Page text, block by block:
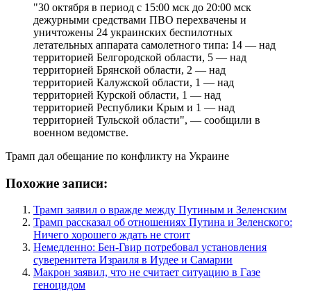
"30 октября в период с 15:00 мск до 20:00 мск
дежурными средствами ПВО перехвачены и
уничтожены 24 украинских беспилотных
летательных аппарата самолетного типа: 14 — над
территорией Белгородской области, 5 — над
территорией Брянской области, 2 — над
территорией Калужской области, 1 — над
территорией Курской области, 1 — над
территорией Республики Крым и 1 — над
территорией Тульской области", — сообщили в
военном ведомстве.
Трамп дал обещание по конфликту на Украине
Похожие записи:
Трамп заявил о вражде между Путиным и Зеленским
Трамп рассказал об отношениях Путина и Зеленского:
Ничего хорошего ждать не стоит
Немедленно: Бен-Гвир потребовал установления
суверенитета Израиля в Иудее и Самарии
Макрон заявил, что не считает ситуацию в Газе
геноцидом